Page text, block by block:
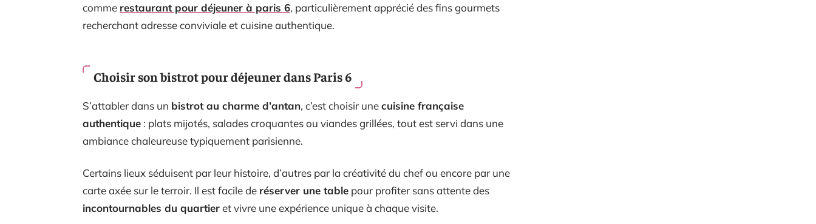
comme restaurant pour déjeuner à paris 6, particulièrement apprécié des fins gourmets
recherchant adresse conviviale et cuisine authentique.
Choisir son bistrot pour déjeuner dans Paris 6
S’attabler dans un bistrot au charme d’antan, c’est choisir unecuisine française
authentique : plats mijotés, salades croquantes ou viandes grillées, tout est servi dans une
ambiance chaleureuse typiquement parisienne.
Certains lieux séduisent par leur histoire, d’autres par la créativité du chef ou encore par une
carte axée sur le terroir. Il est facile de réserver une table pour profiter sans attente des
incontournables du quartieret vivre une expérience unique à chaque visite.